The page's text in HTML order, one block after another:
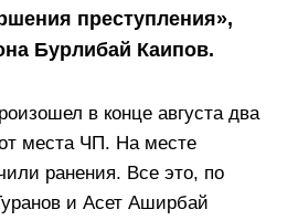
преступления»,
Бурлибай Каипов.
в конце августа два
места ЧП. На месте
ранения. Все это, по
и Асет Аширбай